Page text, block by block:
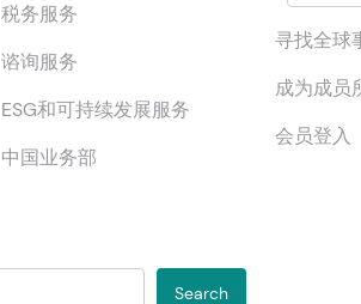
税务服务
谘询服务
ESG和可持续发展服务
中国业务部
寻找全球
成为成员
会员登入